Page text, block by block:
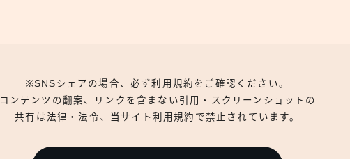
※SNSシェアの場合、必ず利用規約をご確認ください。
コンテンツの翻案、リンクを含まない引用・スクリーンショットの
共有は法律・法令、当サイト利用規約で禁止されています。